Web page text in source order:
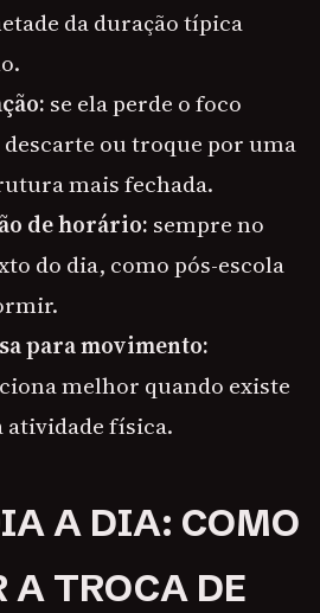
da duração típica
se ela perde o foco
ou troque por uma
mais fechada.
de horário: sempre no
do dia, como pós-escola
para movimento:
melhor quando existe
física.
A DIA: COMO
A TROCA DE